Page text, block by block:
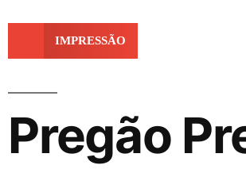
IMPRESSÃO
Pregão